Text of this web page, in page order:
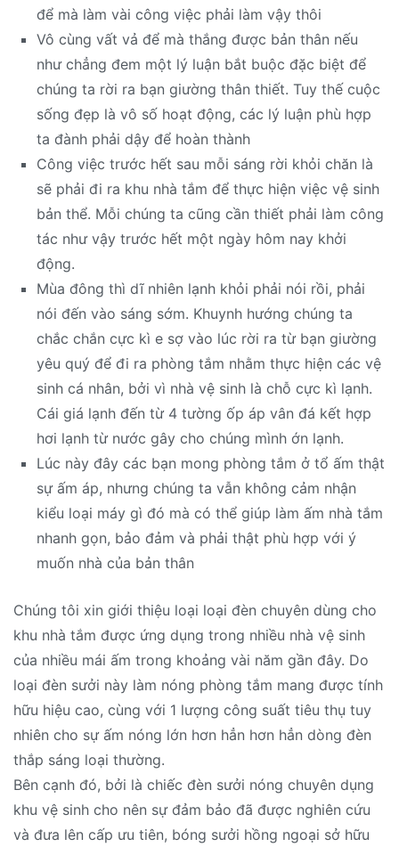
để mà làm vài công việc phải làm vậy thôi
Vô cùng vất vả để mà thắng được bản thân nếu
như chẳng đem một lý luận bắt buộc đặc biệt để
chúng ta rời ra bạn giường thân thiết. Tuy thế cuộc
sống đẹp là vô số hoạt động, các lý luận phù hợp
ta đành phải dậy để hoàn thành
Công việc trước hết sau mỗi sáng rời khỏi chăn là
sẽ phải đi ra khu nhà tắm để thực hiện việc vệ sinh
bản thể. Mỗi chúng ta cũng cần thiết phải làm công
tác như vậy trước hết một ngày hôm nay khởi
động.
Mùa đông thì dĩ nhiên lạnh khỏi phải nói rồi, phải
nói đến vào sáng sớm. Khuynh hướng chúng ta
chắc chắn cực kì e sợ vào lúc rời ra từ bạn giường
yêu quý để đi ra phòng tắm nhằm thực hiện các vệ
sinh cá nhân, bởi vì nhà vệ sinh là chỗ cực kì lạnh.
Cái giá lạnh đến từ 4 tường ốp áp vân đá kết hợp
hơi lạnh từ nước gây cho chúng mình ớn lạnh.
Lúc này đây các bạn mong phòng tắm ở tổ ấm thật
sự ấm áp, nhưng chúng ta vẫn không cảm nhận
kiểu loại máy gì đó mà có thể giúp làm ấm nhà tắm
nhanh gọn, bảo đảm và phải thật phù hợp với ý
muốn nhà của bản thân
Chúng tôi xin giới thiệu loại loại đèn chuyên dùng cho
khu nhà tắm được ứng dụng trong nhiều nhà vệ sinh
của nhiều mái ấm trong khoảng vài năm gần đây. Do
loại đèn sưởi này làm nóng phòng tắm mang được tính
hữu hiệu cao, cùng với 1 lượng công suất tiêu thụ tuy
nhiên cho sự ấm nóng lớn hơn hẳn hơn hẳn dòng đèn
thắp sáng loại thường.
Bên cạnh đó, bởi là chiếc đèn sưởi nóng chuyên dụng
khu vệ sinh cho nên sự đảm bảo đã được nghiên cứu
và đưa lên cấp ưu tiên, bóng sưởi hồng ngoại sở hữu